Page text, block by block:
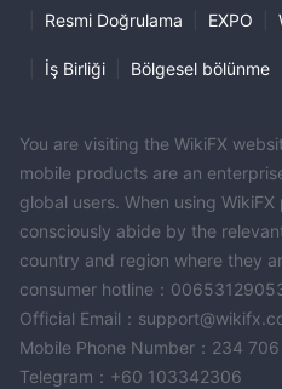
Resmi Doğrulama EXPO
İş Birliği Bölgesel bölünme
You are visiting the WikiFX
mobile products are an
global users. When using
consciously abide by the
country and region where they
consumer hotline：
Official Email：
Mobile Phone Number：234
Telegram：+60 103342306